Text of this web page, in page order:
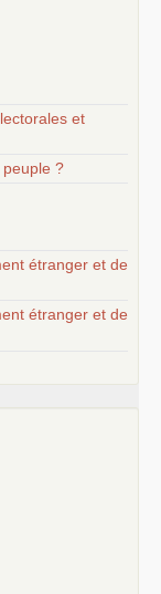
et
?
étranger et de
étranger et de